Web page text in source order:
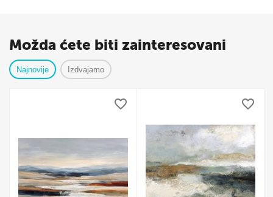
Možda ćete biti zainteresovani
Najnovije Izdvajamo